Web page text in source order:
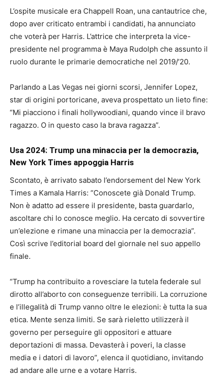
L’ospite musicale era Chappell Roan, una cantautrice che,
dopo aver criticato entrambi i candidati, ha annunciato
che voterà per Harris. L’attrice che interpreta la vice-
presidente nel programma è Maya Rudolph che assunto il
ruolo durante le primarie democratiche nel 2019/’20.
Parlando a Las Vegas nei giorni scorsi, Jennifer Lopez,
star di origini portoricane, aveva prospettato un lieto fine:
“Mi piacciono i finali hollywoodiani, quando vince il bravo
ragazzo. O in questo caso la brava ragazza”.
Usa 2024: Trump una minaccia per la democrazia,
New York Times appoggia Harris
Scontato, è arrivato sabato l’endorsement del New York
Times a Kamala Harris: “Conoscete già Donald Trump.
Non è adatto ad essere il presidente, basta guardarlo,
ascoltare chi lo conosce meglio. Ha cercato di sovvertire
un’elezione e rimane una minaccia per la democrazia”.
Così scrive l’editorial board del giornale nel suo appello
finale.
“Trump ha contribuito a rovesciare la tutela federale sul
dirotto all’aborto con conseguenze terribili. La corruzione
e l’illegalità di Trump vanno oltre le elezioni: è tutta la sua
etica. Mente senza limiti. Se sarà rieletto utilizzerà il
governo per perseguire gli oppositori e attuare
deportazioni di massa. Devasterà i poveri, la classe
media e i datori di lavoro”, elenca il quotidiano, invitando
ad andare alle urne e a votare Harris.